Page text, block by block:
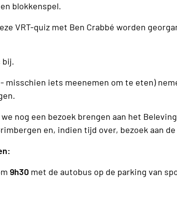
blokkenspel.
VRT-quiz met Ben Crabbé worden
bij.
- misschien iets meenemen om te eten)
nog een bezoek brengen aan het
en, indien tijd over, bezoek aan
9h30 met de autobus op de parking van